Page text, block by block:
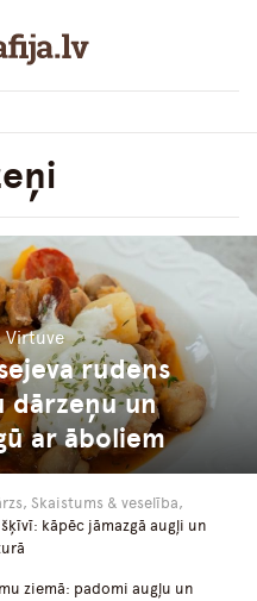
Virtuve
rudens
dārzeņu un
ar āboliem
Skaistums & veselība,
kāpēc jāmazgā augļi un
ziemā: padomi augļu un